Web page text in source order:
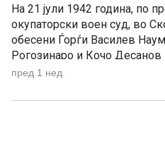
На 21 јули 1942 година, по
окупаторски воен суд, во
обесени Ѓорѓи Василев
Рогозинаро и Кочо Десанов
истакнати учесници во
на антифашистичкиот отпор
пред 1 нед.